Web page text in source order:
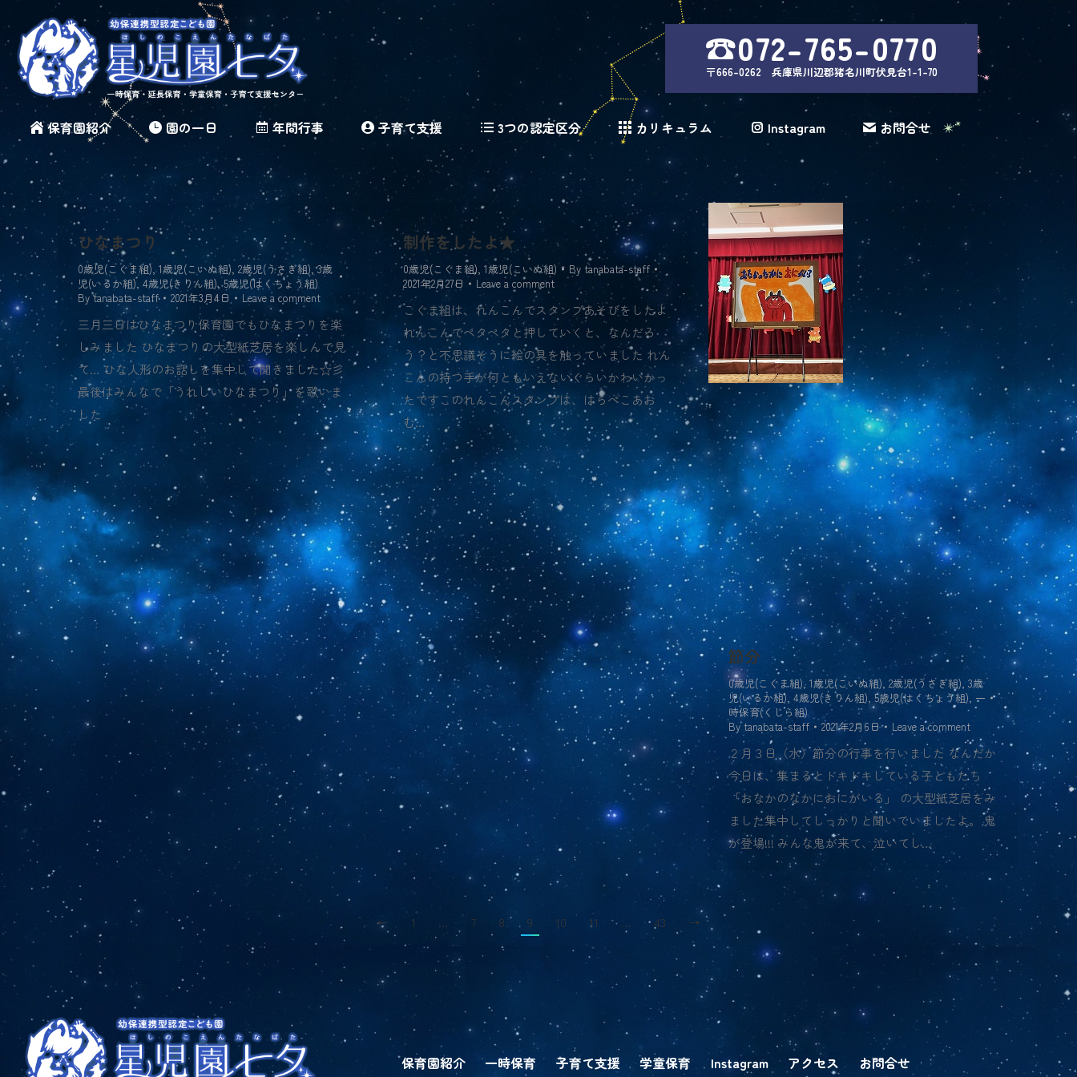
☎072-765-0770
〒666-0262 兵庫県川辺郡猪名川町伏見台1-1-70
保育園紹介 園の一日 年間行事 子育て支援 3つの認定区分 カリキュラム Instagram お問合せ
ひなまつり
0歳児(こぐま組), 1歳児(こいぬ組), 2歳児(うさぎ組),3歳
児(いるか組), 4歳児(きりん組),5歳児(はくちょう組)
Bytanabata-staff 2021年3月4日 Leave a comment
三月三日はひなまつり保育園でもひなまつりを楽
しみました ひなまつりの大型紙芝居を楽しんで見
て… ひな人形のお話しを集中して聞きました☆彡
最後はみんなで「うれしいひなまつり」を歌いま
した
制作をしたよ★
0歳児(こぐま組), 1歳児(こいぬ組) By tanabata-staff
2021年2月27日
Leave a comment
こぐま組は、れんこんでスタンプあそびをしたよ
れんこんでペタペタと押していくと、なんだろ
う？と不思議そうに絵の具を触っていました れん
こんの持つ手が何ともいえないぐらいかわいかっ
たですこのれんこんスタンプは、はらぺこあお
む…
節分
0歳児(こぐま組),1歳児(こいぬ組), 2歳児(うさぎ組), 3歳
児(いるか組), 4歳児(きりん組), 5歳児(はくちょう組), 一
時保育(くじら組)
Bytanabata-staff 2021年2月6日 Leave a comment
２月３日（水）節分の行事を行いました なんだか
今日は、集まるとドキドキしている子どもたち
「おなかのなかにおにがいる」 の大型紙芝居をみ
ました集中してしっかりと聞いていましたよ。 鬼
が登場!!! みんな鬼が来て、泣いてし…
← 1 … 7 8 9 10 11 … 43 →
保育園紹介 一時保育 子育て支援 学童保育 Instagram アクセス お問合せ